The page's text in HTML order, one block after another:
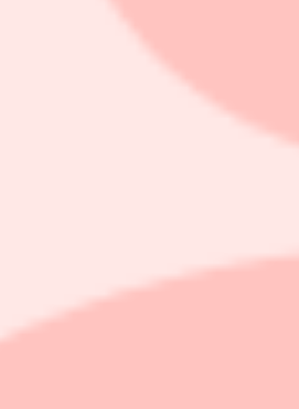
värderar bolaget till cirka 1,5
högst betalt och 61 kronor som
har bytt ägare hittills i dag.